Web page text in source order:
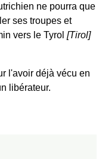
ne pourra que
ses troupes et
vers le Tyrol [Tirol]
l'avoir déjà vécu en
libérateur.